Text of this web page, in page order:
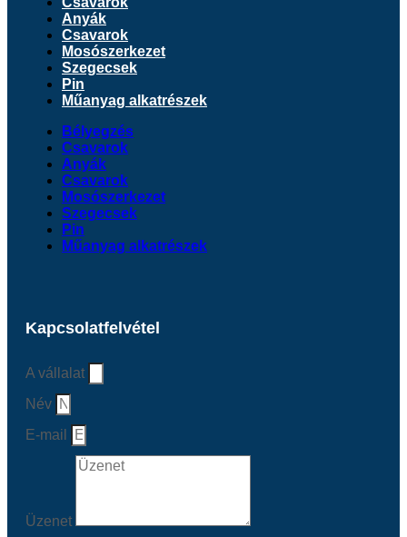
Anyák
Csavarok
Mosószerkezet
Szegecsek
Pin
Műanyag alkatrészek
Bélyegzés
Csavarok
Anyák
Csavarok
Mosószerkezet
Szegecsek
Pin
Műanyag alkatrészek
Kapcsolatfelvétel
A vállalat
Név
E-mail
Üzenet